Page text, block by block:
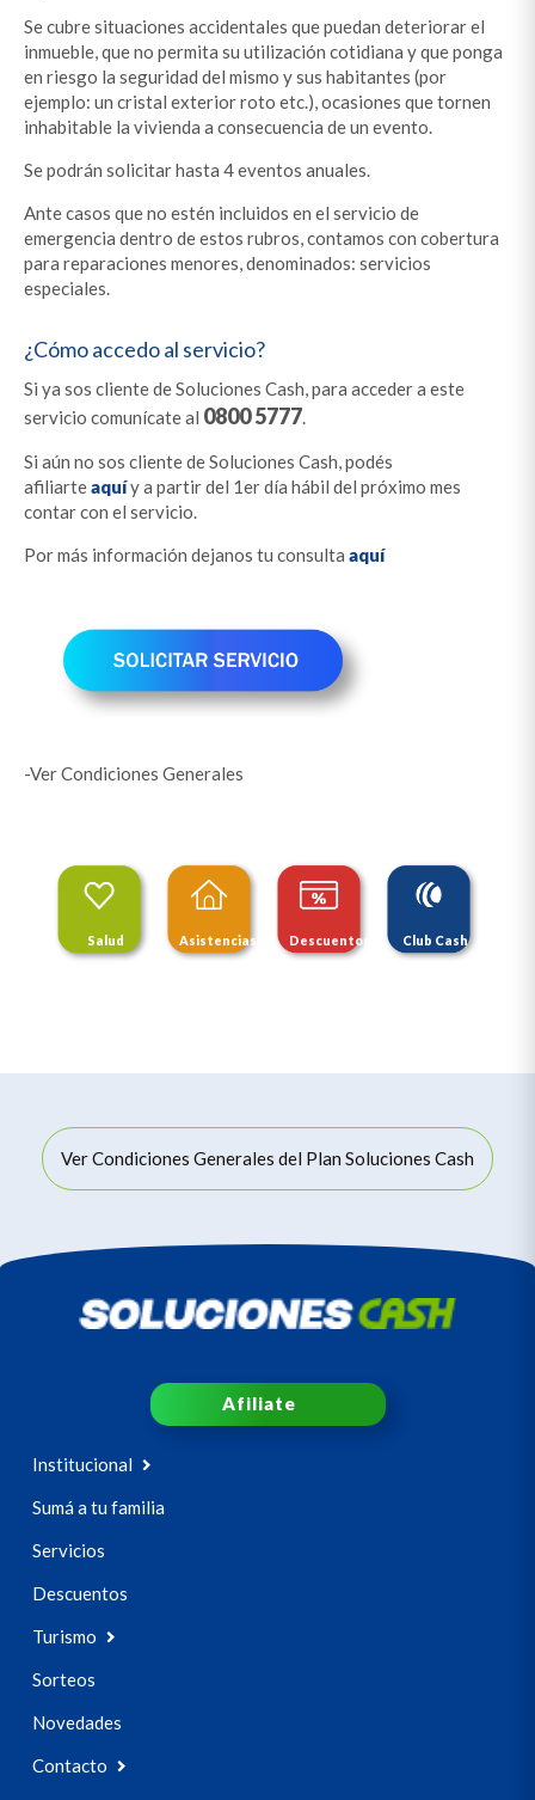
Se cubre situaciones accidentales que puedan deteriorar el
inmueble, que no permita su utilización cotidiana y que ponga
en riesgo la seguridad del mismo y sus habitantes (por
ejemplo: un cristal exterior roto etc.), ocasiones que tornen
inhabitable la vivienda a consecuencia de un evento.
Se podrán solicitar hasta 4 eventos anuales.
Ante casos que no estén incluidos en el servicio de
emergencia dentro de estos rubros, contamos con cobertura
para reparaciones menores, denominados: servicios
especiales.
¿Cómo accedo al servicio?
Si ya sos cliente de Soluciones Cash, para acceder a este
servicio comunícate al 0800 5777
Si aún no sos cliente de Soluciones Cash, podés
afiliarteaquíy a partir del 1er día hábil del próximo mes
contar con el servicio.
Por más información dejanos tu consulta aquí
-Ver Condiciones Generales
Salud Asistencias Descuentos Club Cash
Ver Condiciones Generales del Plan Soluciones Cash
Afiliate
Institucional
Sumá a tu familia
Servicios
Descuentos
Turismo
Sorteos
Novedades
Contacto